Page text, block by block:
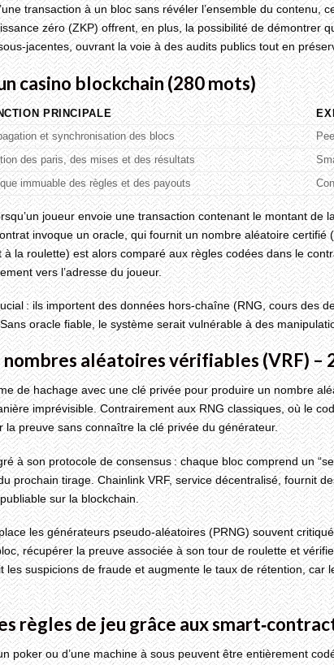
transaction à un bloc sans révéler l’ensemble du contenu,
zéro (ZKP) offrent, en plus, la possibilité de démontrer
ouvrant la voie à des audits publics tout en
casino blockchain (280 mots)
PRINCIPALE
et synchronisation des blocs
des paris, des mises et des résultats
immuable des règles et des payouts
joueur envoie une transaction contenant le montant de
invoque un oracle, qui fournit un nombre aléatoire certifié
la roulette) est alors comparé aux règles codées dans le
vers l’adresse du joueur.
: ils importent des données hors‑chaîne (RNG, cours des
oracle fiable, le système serait vulnérable à des
nombres aléatoires vérifiables (VRF) –
de hachage avec une clé privée pour produire un nombre
imprévisible. Contrairement aux RNG classiques, où le
la preuve sans connaître la clé privée du générateur.
à son protocole de consensus : chaque bloc comprend un
prochain tirage. Chainlink VRF, service décentralisé, fournit
sur la blockchain.
les générateurs pseudo‑aléatoires (PRNG) souvent
récupérer la preuve associée à son tour de roulette et
les suspicions de fraude et augmente le taux de rétention, car
règles de jeu grâce aux
poker ou d’une machine à sous peuvent être entièrement